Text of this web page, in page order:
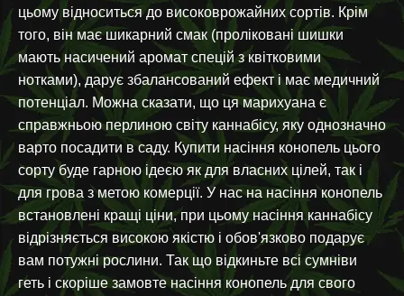
цьому відноситься до високоврожайних сортів. Крім
того, він має шикарний смак (проліковані шишки
мають насичений аромат спецій з квітковими
нотками), дарує збалансований ефект і має медичний
потенціал. Можна сказати, що ця марихуана є
справжньою перлиною світу каннабісу, яку однозначно
варто посадити в саду. Купити насіння конопель цього
сорту буде гарною ідеєю як для власних цілей, так і
для грова з метою комерції. У нас на насіння конопель
встановлені кращі ціни, при цьому насіння каннабісу
відрізняється високою якістю і обов'язково подарує
вам потужні рослини. Так що відкиньте всі сумніви
геть і скоріше замовте насіння конопель для свого